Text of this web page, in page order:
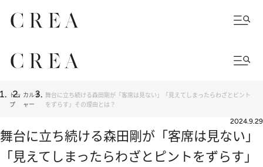
トッ
プ
カルチ
ャー
舞台に立ち続ける森田剛が「客席は見ない」「見えてしまったらわざとピント
をずらす」その理由とは？
2024.9.29
舞台に立ち続ける森田剛が「客席は見ない」
「見えてしまったらわざとピントをずらす」